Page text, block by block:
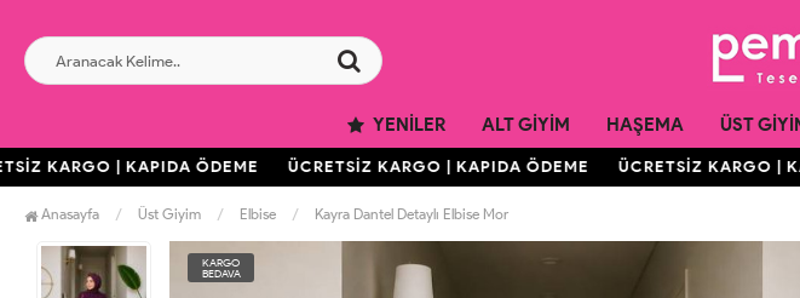
YENILER ALT GIYIM HAŞEMA ÜST
KARGO | KAPIDA ÖDEME ÜCRETSİZ KARGO | KAPIDA ÖDEME ÜCRETSİZ KARGO |
Anasayfa Üst Giyim Elbise Kayra Dantel Detaylı Elbise Mor
KARGO
BEDAVA